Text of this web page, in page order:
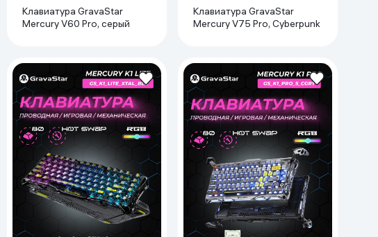
Клавиатура GravaStar
Mercury V60 Pro, серый
Клавиатура GravaStar
Mercury V75 Pro, Cyberpunk